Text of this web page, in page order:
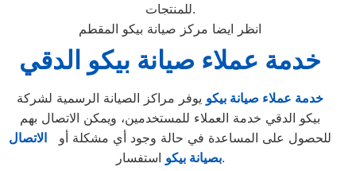
للمنتجات.
انظر ايضا مركز صيانة بيكو المقطم
خدمة عملاء صيانة بيكو الدقي
خدمة عملاء صيانة بيكو يوفر مراكز الصيانة الرسمية لشركة
بيكو الدقي خدمة العملاء للمستخدمين، ويمكن الاتصال بهم
للحصول على المساعدة في حالة وجود أي مشكلة أو الاتصال
بصيانة بيكواستفسار.